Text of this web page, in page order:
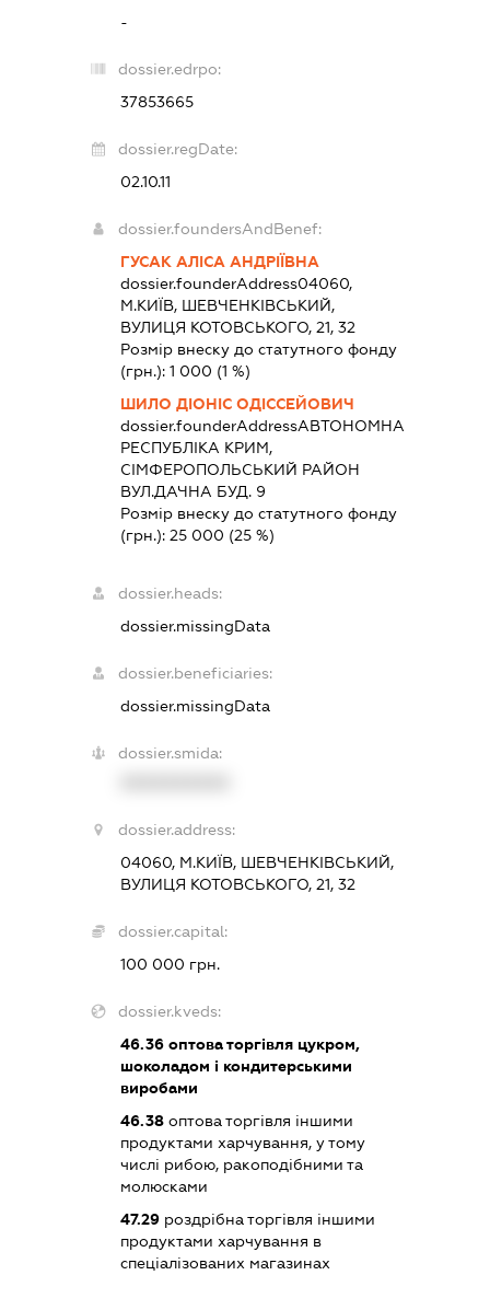
-
dossier.edrpo:
37853665
dossier.regDate:
02.10.11
dossier.foundersAndBenef:
ГУСАК АЛІСА АНДРІЇВНА
dossier.founderAddress04060,
М.КИЇВ, ШЕВЧЕНКІВСЬКИЙ,
ВУЛИЦЯ КОТОВСЬКОГО, 21, 32
Розмір внеску до статутного фонду
(грн.):1 000 (1 %)
ШИЛО ДІОНІС ОДІССЕЙОВИЧ
dossier.founderAddressАВТОНОМНА
РЕСПУБЛІКА КРИМ,
СІМФЕРОПОЛЬСЬКИЙ РАЙОН
ВУЛ.ДАЧНА БУД. 9
Розмір внеску до статутного фонду
(грн.):25 000 (25 %)
dossier.heads:
dossier.missingData
dossier.beneficiaries:
dossier.missingData
dossier.smida:
dossier.address:
04060, М.КИЇВ, ШЕВЧЕНКІВСЬКИЙ,
ВУЛИЦЯ КОТОВСЬКОГО, 21, 32
dossier.capital:
100 000 грн.
dossier.kveds:
46.36 оптова торгівля цукром,
шоколадом і кондитерськими
виробами
46.38 оптова торгівля іншими
продуктами харчування, у тому
числі рибою, ракоподібними та
молюсками
47.29 роздрібна торгівля іншими
продуктами харчування в
спеціалізованих магазинах